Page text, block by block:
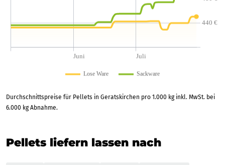
Durchschnittspreise für Pellets in Geratskirchen pro 1.000 kg inkl. MwSt. bei
6.000 kg Abnahme.
Pellets liefern lassen nach